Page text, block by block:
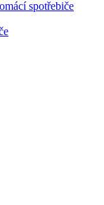
spotřebiče